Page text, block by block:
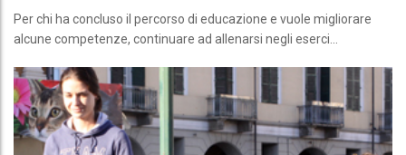
Per chi ha concluso il percorso di educazione e vuole migliorare
alcune competenze, continuare ad allenarsi negli eserci...